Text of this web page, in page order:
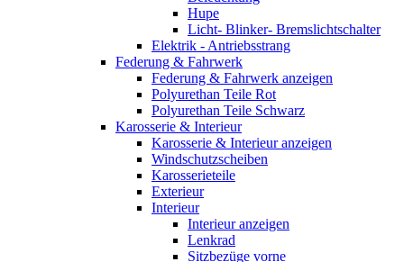
Hupe
Licht- Blinker- Bremslichtschalter
Elektrik - Antriebsstrang
Federung & Fahrwerk
Federung & Fahrwerk anzeigen
Polyurethan Teile Rot
Polyurethan Teile Schwarz
Karosserie & Interieur
Karosserie & Interieur anzeigen
Windschutzscheiben
Karosserieteile
Exterieur
Interieur
Interieur anzeigen
Lenkrad
Sitzbezüge vorne